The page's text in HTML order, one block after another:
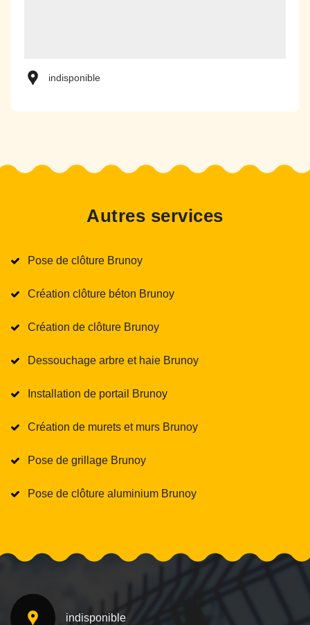
indisponible
Autres services
Pose de clôture Brunoy
Création clôture béton Brunoy
Création de clôture Brunoy
Dessouchage arbre et haie Brunoy
Installation de portail Brunoy
Création de murets et murs Brunoy
Pose de grillage Brunoy
Pose de clôture aluminium Brunoy
indisponible